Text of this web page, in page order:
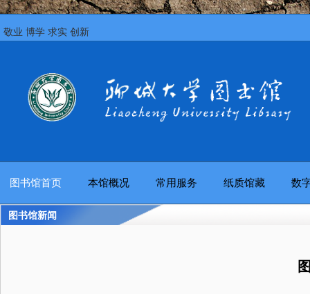
敬业 博学 求实 创新
图书馆首页 本馆概况 常用服务 纸质馆藏 数
图书馆新闻